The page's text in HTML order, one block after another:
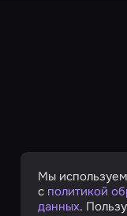
Мы
с политикой
данных.